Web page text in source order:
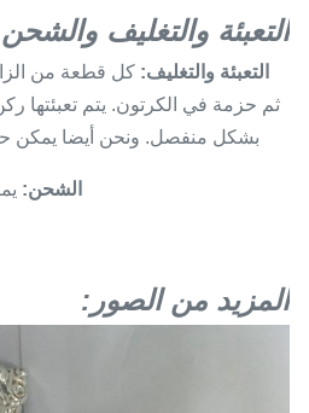
التعبئة والتغليف
التعبئة والتغليف: كل قطعة من
ثم حزمة في الكرتون. يتم تعبئتها
بشكل منفصل. ونحن أيضا يمكن
الشحن:
المزيد من الصور: